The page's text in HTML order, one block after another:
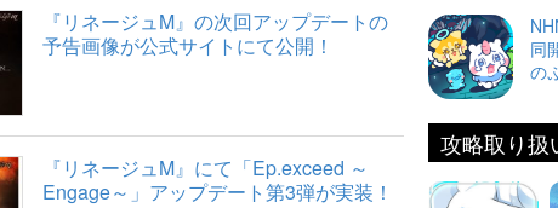
『リネージュM』の次回アップデートの
予告画像が公式サイトにて公開！
『リネージュM』にて「Ep.exceed ～
Engage～」アップデート第3弾が実装！
同
の
攻略取り扱